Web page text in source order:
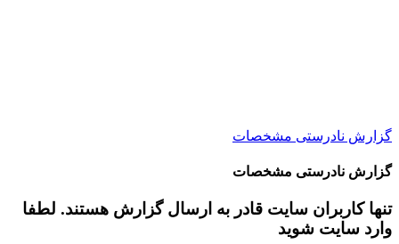
گزارش نادرستی مشخصات
گزارش نادرستی مشخصات
تنها کاربران سایت قادر به ارسال گزارش هستند. لطفا
وارد سایت شوید